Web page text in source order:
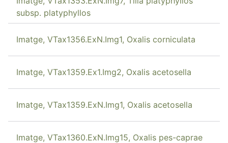
subsp. platyphyllos
Imatge, VTax1356.ExN.Img1, Oxalis corniculata
Imatge, VTax1359.Ex1.Img2, Oxalis acetosella
Imatge, VTax1359.ExN.Img1, Oxalis acetosella
Imatge, VTax1360.ExN.Img15, Oxalis pes-caprae